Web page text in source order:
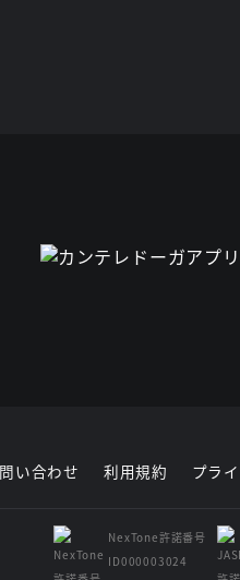
い合わせ 利用規約 プラ
NexTone許諾番号
ID000003024